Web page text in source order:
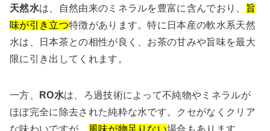
天然水は、自然由来のミネラルを豊富に含んでおり、
旨
味が引き立つ特徴があります。特に日本産の軟水系天然
水は、日本茶との相性が良く、お茶の甘みや旨味を最大
限に引き出してくれます。
一方、 RO水は、ろ過技術によって不純物やミネラルが
ほぼ完全に除去された純粋な水です。クセがなくクリア
な味わいですが、
風味が物足りない場合もあります。